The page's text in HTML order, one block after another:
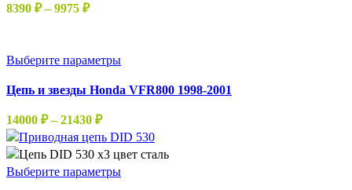
выбрать
на
8390 ₽ – 9975 ₽Диапазон
–
Выберите параметрыЭтот
имеет
Опции
можно
выбрать
Цепь и звезды Honda VFR800 1998-2001
14000 ₽ – 21430 ₽Диапазон
цен:
14000 ₽
–
Выберите параметрыЭтот